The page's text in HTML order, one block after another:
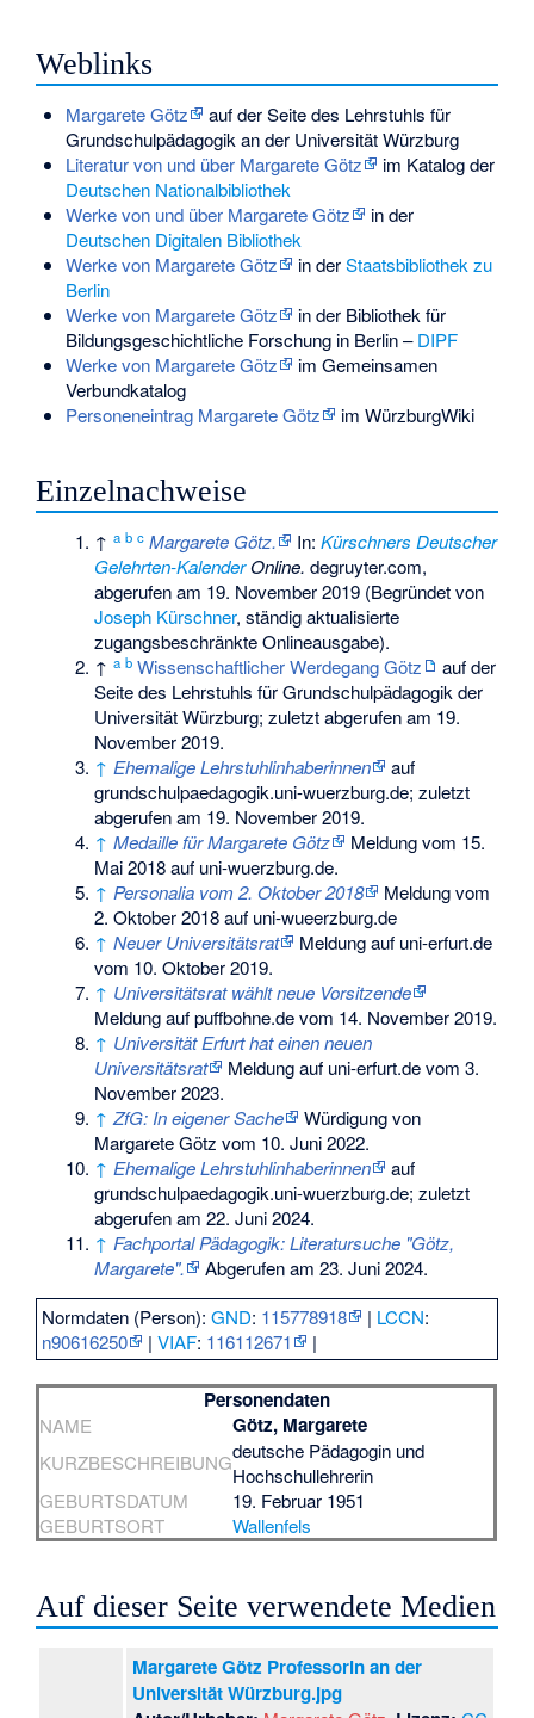
Weblinks
Margarete Götz
auf der Seite des Lehrstuhls für
Grundschulpädagogik an der Universität Würzburg
Literatur von und über Margarete Götz
im Katalog der
Deutschen Nationalbibliothek
Werke von und über Margarete Götz
in der
Deutschen Digitalen Bibliothek
Werke von Margarete Götz
in derStaatsbibliothek zu
Berlin
Werke von Margarete Götz
in der Bibliothek für
Bildungsgeschichtliche Forschung in Berlin –DIPF
Werke von Margarete Götz
im Gemeinsamen
Verbundkatalog
Personeneintrag Margarete Götz
im WürzburgWiki
Einzelnachweise
↑a b c Margarete Götz. In:Kürschners Deutscher
Gelehrten-KalenderOnline. degruyter.com,
abgerufen am 19. November 2019 (Begründet von
Joseph Kürschner, ständig aktualisierte
zugangsbeschränkte Onlineausgabe).
↑a b Wissenschaftlicher Werdegang Götz
auf der
Seite des Lehrstuhls für Grundschulpädagogik der
Universität Würzburg; zuletzt abgerufen am 19.
November 2019.
↑ Ehemalige Lehrstuhlinhaberinnen
auf
grundschulpaedagogik.uni-wuerzburg.de; zuletzt
abgerufen am 19. November 2019.
↑ Medaille für Margarete Götz
Meldung vom 15.
Mai 2018 auf uni-wuerzburg.de.
↑ Personalia vom 2. Oktober 2018
Meldung vom
2. Oktober 2018 auf uni-wueerzburg.de
↑ Neuer Universitätsrat
Meldung auf uni-erfurt.de
vom 10. Oktober 2019.
↑ Universitätsrat wählt neue Vorsitzende
Meldung auf puffbohne.de vom 14. November 2019.
↑ Universität Erfurt hat einen neuen
Universitätsrat
Meldung auf uni-erfurt.de vom 3.
November 2023.
↑ ZfG: In eigener Sache
Würdigung von
Margarete Götz vom 10. Juni 2022.
↑ Ehemalige Lehrstuhlinhaberinnen
auf
grundschulpaedagogik.uni-wuerzburg.de; zuletzt
abgerufen am 22. Juni 2024.
↑ Fachportal Pädagogik: Literatursuche "Götz,
Margarete".
Abgerufen am 23. Juni 2024.
Normdaten (Person):GND: 115778918 | LCCN:
n90616250
|VIAF: 116112671 |
Personendaten
NAME Götz, Margarete
KURZBESCHREIBUNGdeutsche Pädagogin und
Hochschullehrerin
GEBURTSDATUM
19. Februar 1951
GEBURTSORT
Wallenfels
Auf dieser Seite verwendete Medien
Margarete Götz Professorin an der
Universität Würzburg.jpg